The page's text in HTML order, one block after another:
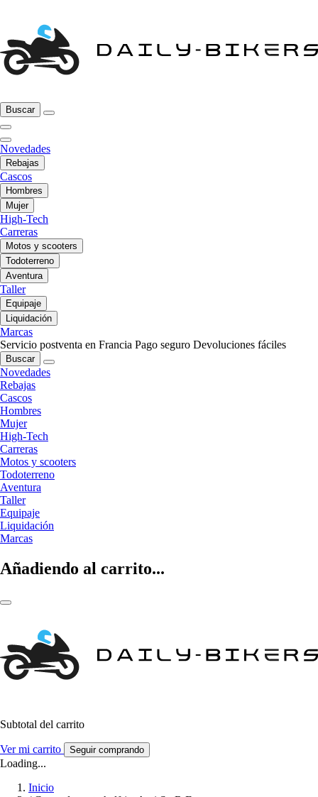
Buscar
Novedades
Rebajas
Cascos
Hombres
Mujer
High-Tech
Carreras
Motos y scooters
Todoterreno
Aventura
Taller
Equipaje
Liquidación
Marcas
Servicio postventa en Francia Pago seguro Devoluciones fáciles
Buscar
Novedades
Rebajas
Cascos
Hombres
Mujer
High-Tech
Carreras
Motos y scooters
Todoterreno
Aventura
Taller
Equipaje
Liquidación
Marcas
Añadiendo al carrito...
Subtotal del carrito
Ver mi carrito Seguir comprando
Loading...
Inicio